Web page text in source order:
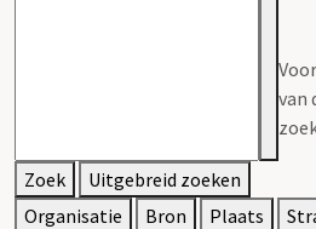
van
Zoek
Uitgebreid zoeken
Organisatie
Bron Plaats